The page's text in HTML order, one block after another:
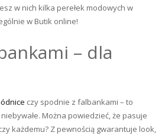
w nich kilka perełek modowych w
w Butik online!
– dla
czy spodnie z falbankami – to
Można powiedzieć, że pasuje
każdemu? Z pewnością gwarantuje look,